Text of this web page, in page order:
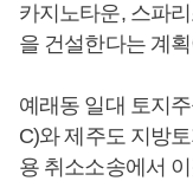
카지노타운, 스파
을 건설한다는 계
예래동 일대 토지
C)와 제주도 지방
용 취소소송에서